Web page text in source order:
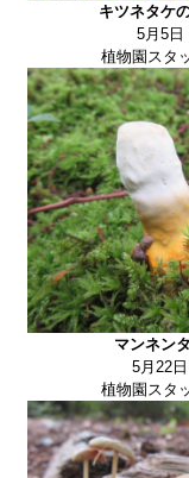
キツネタケ
5月5日
植物園スタ
マンネン
5月22日
植物園スタ